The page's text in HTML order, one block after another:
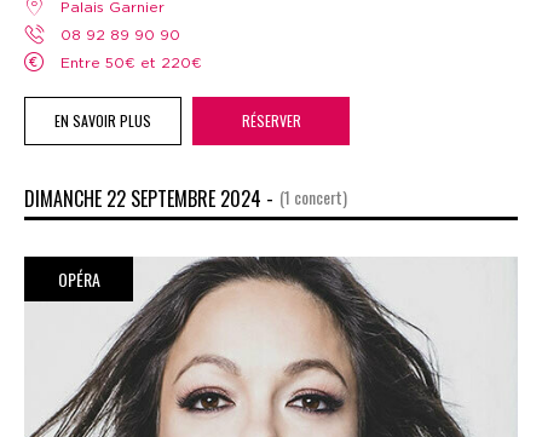
Palais Garnier
08 92 89 90 90
Entre 50€ et 220€
EN SAVOIR PLUS RÉSERVER
DIMANCHE 22 SEPTEMBRE 2024 - (1 concert)
OPÉRA